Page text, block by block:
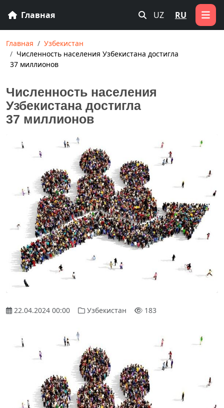
Главная UZ RU
Главная
Узбекистан
Численность населения Узбекистана достигла
37 миллионов
Численность населения
Узбекистана достигла
37 миллионов
22.04.2024 00:00 Узбекистан 183